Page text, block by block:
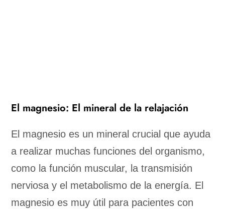
El magnesio: El mineral de la relajación
El magnesio es un mineral crucial que ayuda
a realizar muchas funciones del organismo,
como la función muscular, la transmisión
nerviosa y el metabolismo de la energía. El
magnesio es muy útil para pacientes con